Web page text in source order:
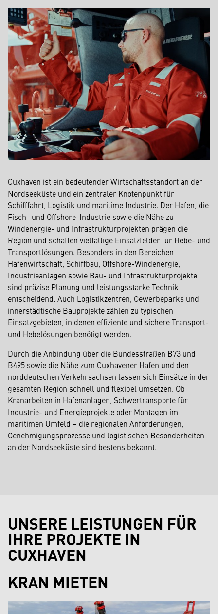
Cuxhaven ist ein bedeutender Wirtschaftsstandort an der
Nordseeküste und ein zentraler Knotenpunkt für
Schifffahrt, Logistik und maritime Industrie. Der Hafen, die
Fisch- und Offshore-Industrie sowie die Nähe zu
Windenergie- und Infrastrukturprojekten prägen die
Region und schaffen vielfältige Einsatzfelder für Hebe- und
Transportlösungen. Besonders in den Bereichen
Hafenwirtschaft, Schiffbau, Offshore-Windenergie,
Industrieanlagen sowie Bau- und Infrastrukturprojekte
sind präzise Planung und leistungsstarke Technik
entscheidend. Auch Logistikzentren, Gewerbeparks und
innerstädtische Bauprojekte zählen zu typischen
Einsatzgebieten, in denen effiziente und sichere Transport-
und Hebelösungen benötigt werden.
Durch die Anbindung über die Bundesstraßen B73 und
B495 sowie die Nähe zum Cuxhavener Hafen und den
norddeutschen Verkehrsachsen lassen sich Einsätze in der
gesamten Region schnell und flexibel umsetzen. Ob
Kranarbeiten in Hafenanlagen, Schwertransporte für
Industrie- und Energieprojekte oder Montagen im
maritimen Umfeld – die regionalen Anforderungen,
Genehmigungsprozesse und logistischen Besonderheiten
an der Nordseeküste sind bestens bekannt.
UNSERE LEISTUNGEN FÜR
IHRE PROJEKTE IN
CUXHAVEN
KRAN MIETEN